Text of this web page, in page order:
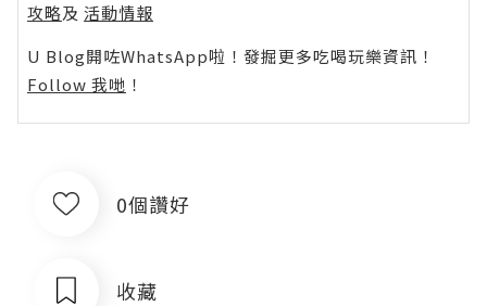
攻略及 活動情報
U Blog開咗WhatsApp啦！發掘更多吃喝玩樂資訊！
Follow 我哋 ！
0個讚好
收藏